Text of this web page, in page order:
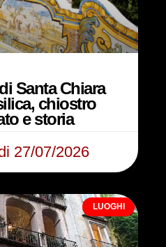
Santa Chiara
chiostro
e storia
27/07/2026
LUOGHI